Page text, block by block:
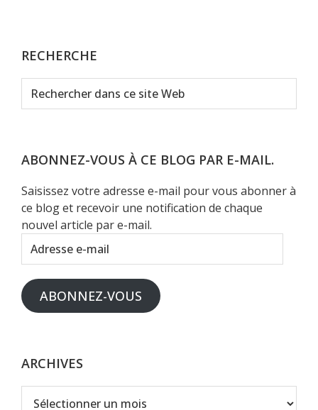
RECHERCHE
Rechercher
dans
Web
ABONNEZ-VOUS À CE BLOG PAR E-MAIL.
Saisissez votre adresse e-mail pour vous abonner à
ce blog et recevoir une notification de chaque
nouvel article par e-mail.
Adresse
e-
mail
ABONNEZ-VOUS
ARCHIVES